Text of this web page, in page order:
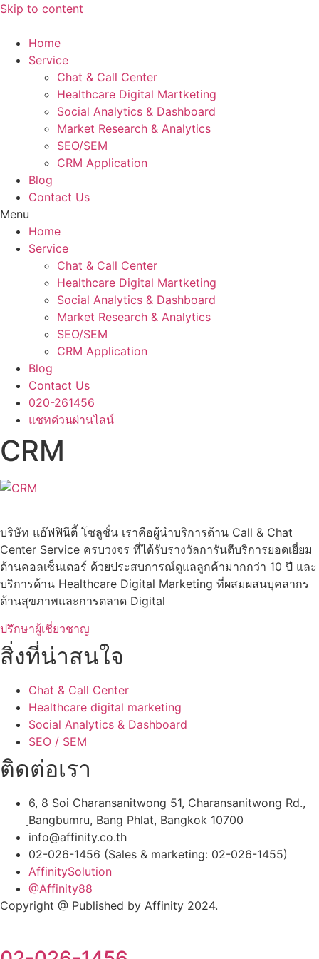
Skip to content
Home
Service
Chat & Call Center
Healthcare Digital Martketing
Social Analytics & Dashboard
Market Research & Analytics
SEO/SEM
CRM Application
Blog
Contact Us
Menu
Home
Service
Chat & Call Center
Healthcare Digital Martketing
Social Analytics & Dashboard
Market Research & Analytics
SEO/SEM
CRM Application
Blog
Contact Us
020-261456
แชทด่วนผ่านไลน์
CRM
บริษัท แอ๊ฟฟินีตี้ โซลูชั่น เราคือผู้นำบริการด้าน Call & Chat
Center Service ครบวงจร ที่ได้รับรางวัลการันตีบริการยอดเยี่ยม
ด้านคอลเซ็นเตอร์ ด้วยประสบการณ์ดูแลลูกค้ามากกว่า 10 ปี และ
บริการด้าน Healthcare Digital Marketing ที่ผสมผสนบุคลากร
ด้านสุขภาพและการตลาด Digital
ปรึกษาผู้เชี่ยวชาญ
สิ่งที่น่าสนใจ
Chat & Call Center
Healthcare digital marketing
Social Analytics & Dashboard
SEO / SEM
ติดต่อเรา
6, 8 Soi Charansanitwong 51, Charansanitwong Rd.,
ฺBangbumru, Bang Phlat, Bangkok 10700
info@affinity.co.th
02-026-1456 (Sales & marketing: 02-026-1455)
AffinitySolution
@Affinity88
Copyright @ Published by Affinity 2024.